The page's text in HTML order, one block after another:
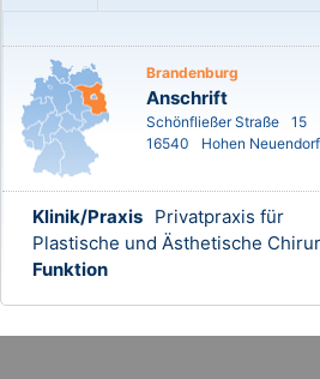
Brandenburg
Anschrift
Schönfließer Straße
15
16540
Hohen Neuendorf
Klinik/Praxis Privatpraxis für
Plastische und Ästhetische
Funktion